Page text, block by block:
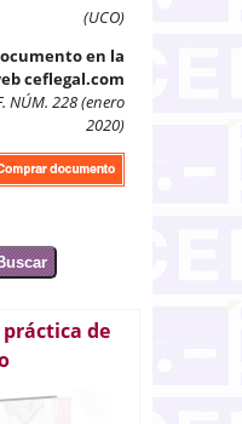
(UCO)
en la
ceflegal.com
NÚM. 228 (enero
2020)
práctica de